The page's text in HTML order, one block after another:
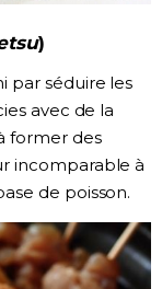
)
par séduire les
avec de la
former des
incomparable à
de poisson.